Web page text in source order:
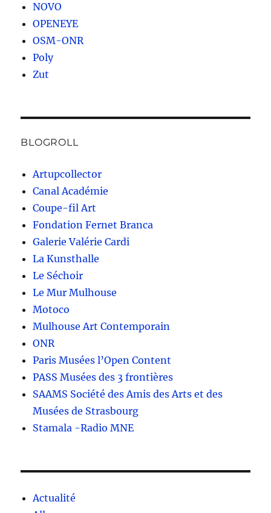
NOVO
OPENEYE
OSM-ONR
Poly
Zut
BLOGROLL
Artupcollector
Canal Académie
Coupe-fil Art
Fondation Fernet Branca
Galerie Valérie Cardi
La Kunsthalle
Le Séchoir
Le Mur Mulhouse
Motoco
Mulhouse Art Contemporain
ONR
Paris Musées l’Open Content
PASS Musées des 3 frontières
SAAMS Société des Amis des Arts et des
Musées de Strasbourg
Stamala -Radio MNE
Actualité